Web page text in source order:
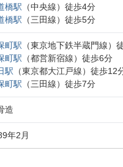
橋駅 （中央線） 徒歩4分
橋駅 （三田線） 徒歩5分
町駅 （東京地下鉄半蔵門線）
町駅 （都営新宿線） 徒歩6分
駅 （東京都大江戸線） 徒歩12
町駅 （三田線） 徒歩7分
造
年2 月